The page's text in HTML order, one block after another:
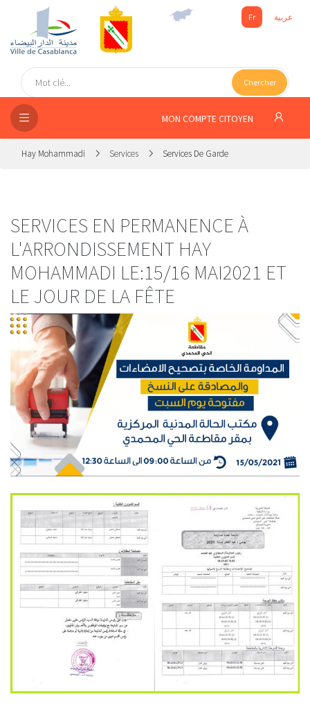
MÉDIA
Fr عربية
Chercher
MON COMPTE CITOYEN
Hay Mohammadi Services Services De Garde
SERVICES EN PERMANENCE À
L'ARRONDISSEMENT HAY
MOHAMMADI LE:15/16 MAI2021 ET
LE JOUR DE LA FÊTE